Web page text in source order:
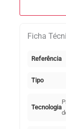
Preto
Módulo
10W
Ficha
Referência
Tipo
Tecnologia